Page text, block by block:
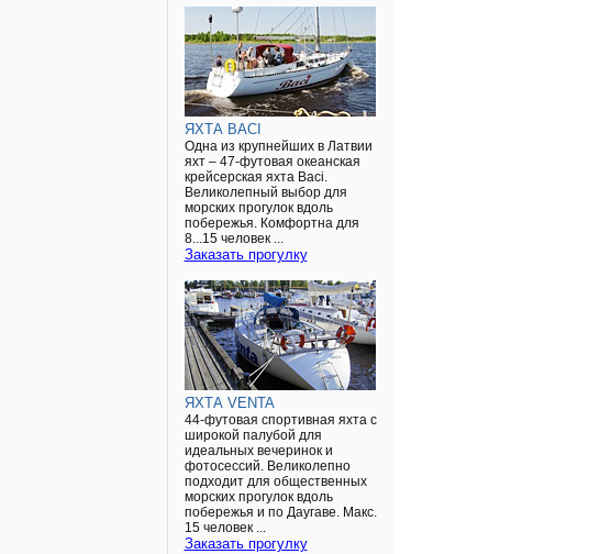
ЯХТА BACI
Одна из крупнейших в Латвии
яхт – 47-футовая океанская
крейсерская яхта Baci.
Великолепный выбор для
морских прогулок вдоль
побережья. Комфортна для
8...15 человек ...
Заказать прогулку
ЯХТА VENTA
44-футовая спортивная яхта с
широкой палубой для
идеальных вечеринок и
фотосессий. Великолепно
подходит для общественных
морских прогулок вдоль
побережья и по Даугаве. Макс.
15 человек ...
Заказать прогулку